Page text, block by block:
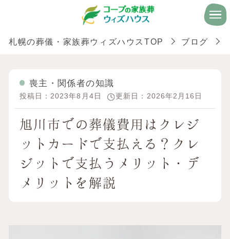
札幌の葬儀・家族葬ウィズハウスTOP ブログ
喪主・関係者の知識
投稿日：2023年8月4日 更新日：2026年2月16日
旭川市での葬儀費用はクレジ
ットカードで支払える？クレ
ジットで支払うメリット・デ
メリットを解説